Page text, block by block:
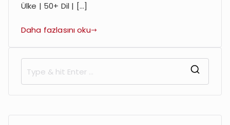
Ülke | 50+ Dil | […]
Daha fazlasını oku
r